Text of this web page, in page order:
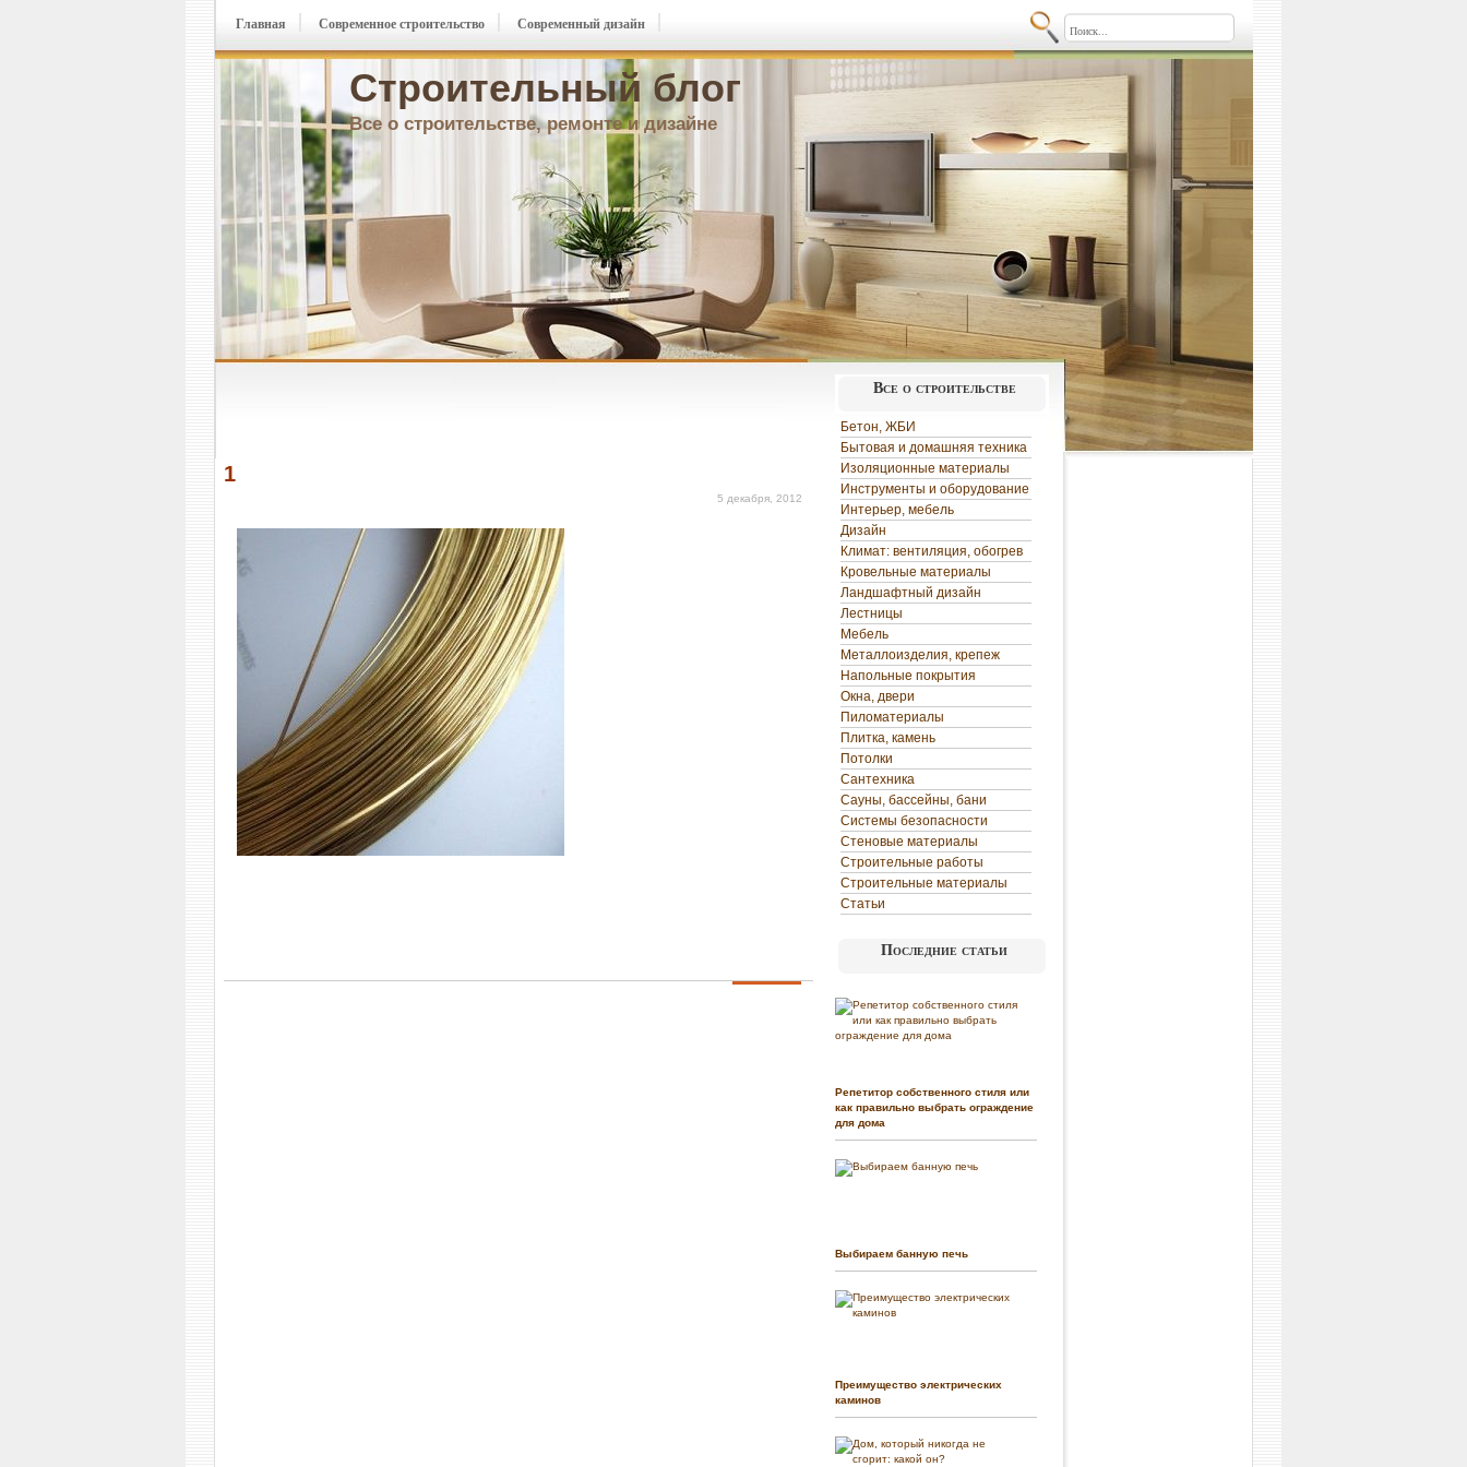
Строительный блог
Все о строительстве, ремонте и дизайне
Главная Современное строительство Современный дизайн
1
5 декабря, 2012
Все о строительстве
Бетон, ЖБИ
Бытовая и домашняя техника
Изоляционные материалы
Инструменты и оборудование
Интерьер, мебель
Дизайн
Климат: вентиляция, обогрев
Кровельные материалы
Ландшафтный дизайн
Лестницы
Мебель
Металлоизделия, крепеж
Напольные покрытия
Окна, двери
Пиломатериалы
Плитка, камень
Потолки
Сантехника
Сауны, бассейны, бани
Системы безопасности
Стеновые материалы
Строительные работы
Строительные материалы
Статьи
Последние статьи
Репетитор собственного стиля или
как правильно выбрать ограждение
для дома
Выбираем банную печь
Преимущество электрических
каминов